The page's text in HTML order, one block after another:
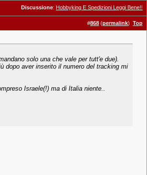
Discussione: Hobbyking E Spedizioni Leggi Bene!!
#868 (permalink) Top
solo una che vale per tutt'e due).
dopo aver inserito il numero del tracking mi
Israele(!) ma di Italia niente..